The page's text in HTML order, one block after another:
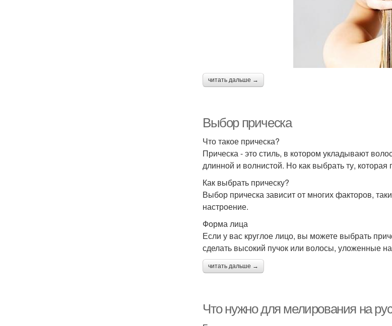
читать дальше →
Выбор прическа
Что такое прическа?
Прическа - это стиль, в котором укладывают
длинной и волнистой. Но как выбрать ту,
Как выбрать прическу?
Выбор прическа зависит от многих факторов,
настроение.
Форма лица
Если у вас круглое лицо, вы можете выбрать
сделать высокий пучок или волосы, уложенные
читать дальше →
Что нужно для мелирования на